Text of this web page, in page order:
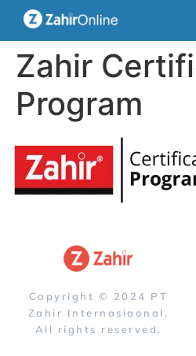
Zahir
Program
Copyright © 2024 PT
Zahir Internasiaonal.
All rights reserved.